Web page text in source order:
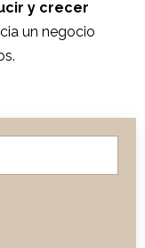
y crecer
un negocio